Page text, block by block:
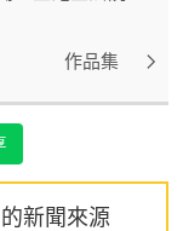
作品集
新聞來源